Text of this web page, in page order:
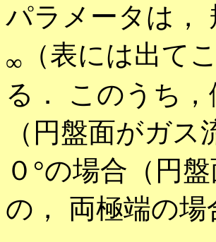
パラメータは，
∞
（表には出て
る． このうち
（円盤面がガ
０°の場合（円
の， 両極端の